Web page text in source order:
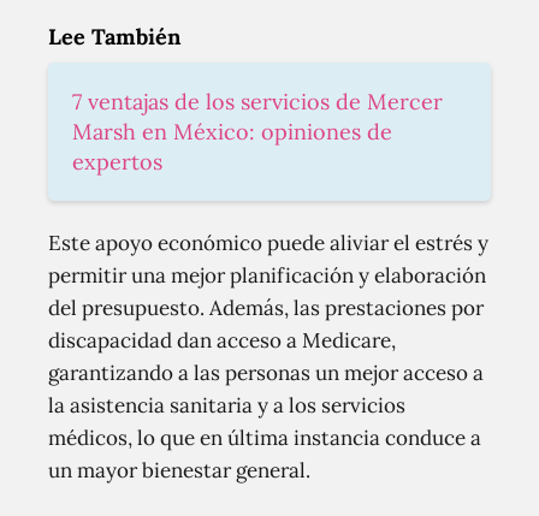
Lee También
7 ventajas de los servicios de Mercer
Marsh en México: opiniones de
expertos
Este apoyo económico puede aliviar el estrés y
permitir una mejor planificación y elaboración
del presupuesto. Además, las prestaciones por
discapacidad dan acceso a Medicare,
garantizando a las personas un mejor acceso a
la asistencia sanitaria y a los servicios
médicos, lo que en última instancia conduce a
un mayor bienestar general.